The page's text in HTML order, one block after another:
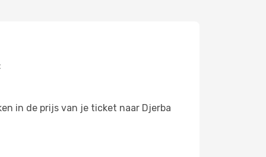
in de prijs van je ticket naar Djerba